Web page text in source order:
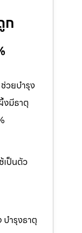
ก
วยบำรุง
งมีธาตุ
เป็นตัว
ำรุงธาตุ